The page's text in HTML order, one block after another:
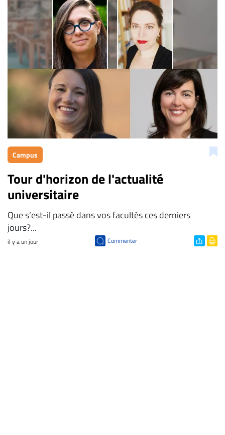
Campus
Tour d'horizon de l'actualité
universitaire
Que s’est-il passé dans vos facultés ces derniers
jours?...
il y a un jour Commenter